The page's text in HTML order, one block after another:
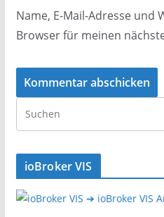
Name, E-Mail-Adresse und
Browser für meinen
ioBroker VIS
➔ ioBroker VIS